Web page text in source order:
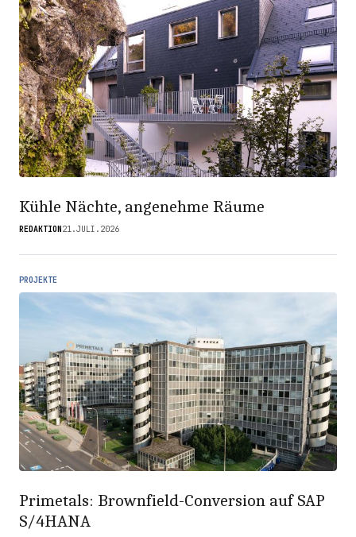
Kühle Nächte, angenehme Räume
REDAKTION21.JULI.2026
PROJEKTE
Primetals: Brownfield-Conversion auf SAP
S/4HANA